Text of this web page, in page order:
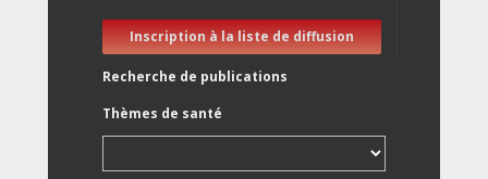
Inscription à la liste de diffusion
Recherche de publications
Thèmes de santé